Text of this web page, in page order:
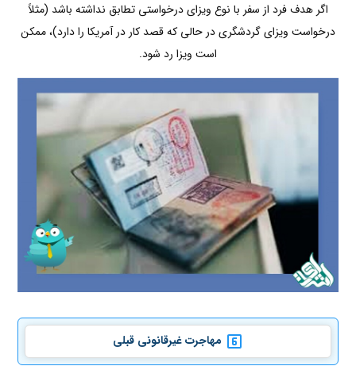
اگر هدف فرد از سفر با نوع ویزای درخواستی تطابق نداشته باشد (مثلاً
درخواست ویزای گردشگری در حالی که قصد کار در آمریکا را دارد)، ممکن
است ویزا رد شود.
مهاجرت غیرقانونی قبلی